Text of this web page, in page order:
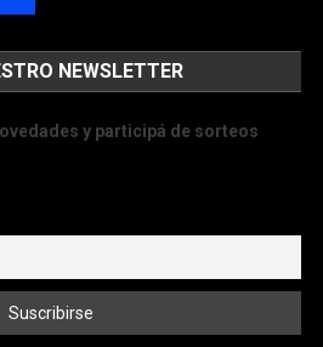
NEWSLETTER
y participá de sorteos